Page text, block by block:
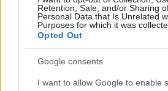
Retention, Sale, and/or Sharing
Personal Data that Is Unrelated
Purposes for which it was
Opted Out
Google consents
I want to allow Google to enable
Megosztás: